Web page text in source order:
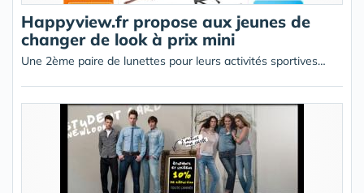
Happyview.fr propose aux jeunes de
changer de look à prix mini
Une 2ème paire de lunettes pour leurs activités sportives…